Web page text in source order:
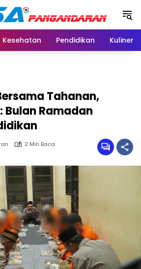
Kesehatan Pendidikan Kuliner
Tahanan,
Bulan Ramadan
2 Min Baca